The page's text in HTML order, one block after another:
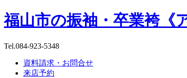
福山市の振袖・卒業袴《
Tel.084-923-5348
資料請求・お問合せ
来店予約